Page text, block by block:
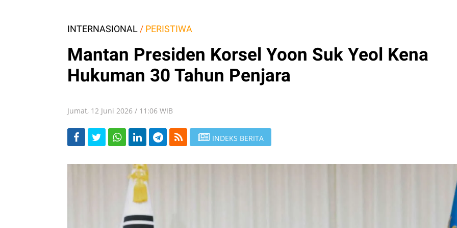
INTERNASIONAL / PERISTIWA
Mantan Presiden Korsel Yoon Suk Yeol Kena
Hukuman 30 Tahun Penjara
Jumat, 12 Juni 2026 / 11:06 WIB
INDEKS BERITA